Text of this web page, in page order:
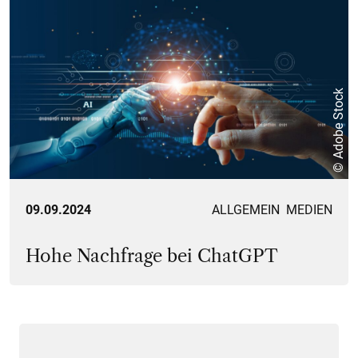
© Adobe Stock
09.09.2024 ALLGEMEIN MEDIEN
Hohe Nachfrage bei ChatGPT